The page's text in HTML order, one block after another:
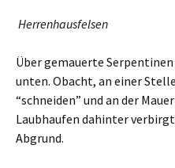
Herrenhausfelsen
Über gemauerte
unten. Obacht, an einer
“schneiden” und an der
Laubhaufen dahinter
Abgrund.